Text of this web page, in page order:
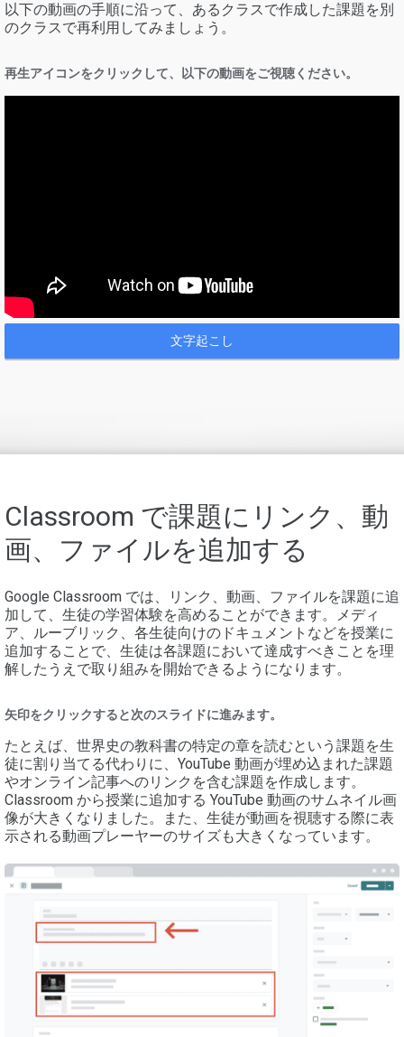
以下の動画の手順に沿って、あるクラスで作成した課題を別
のクラスで再利用してみましょう。
再生アイコンをクリックして、以下の動画をご視聴ください。
文字起こし
Classroom で課題にリンク、動
画、ファイルを追加する
Google Classroom では、リンク、動画、ファイルを課題に追
加して、生徒の学習体験を高めることができます。メディ
ア、ルーブリック、各生徒向けのドキュメントなどを授業に
追加することで、生徒は各課題において達成すべきことを理
解したうえで取り組みを開始できるようになります。
矢印をクリックすると次のスライドに進みます。
たとえば、世界史の教科書の特定の章を読むという課題を生
徒に割り当てる代わりに、YouTube 動画が埋め込まれた課題
やオンライン記事へのリンクを含む課題を作成します。
Classroom から授業に追加する YouTube 動画のサムネイル画
像が大きくなりました。また、生徒が動画を視聴する際に表
示される動画プレーヤーのサイズも大きくなっています。